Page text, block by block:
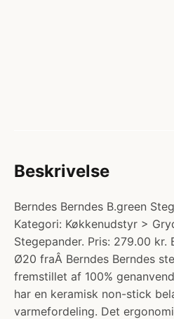
Beskrivelse
Berndes Berndes B.green
Kategori: Køkkenudstyr >
Stegepander. Pris: 279.00 kr.
Ø20 fraÂ Berndes Berndes
fremstillet af 100%
har en keramisk non-stick
varmefordeling. Det